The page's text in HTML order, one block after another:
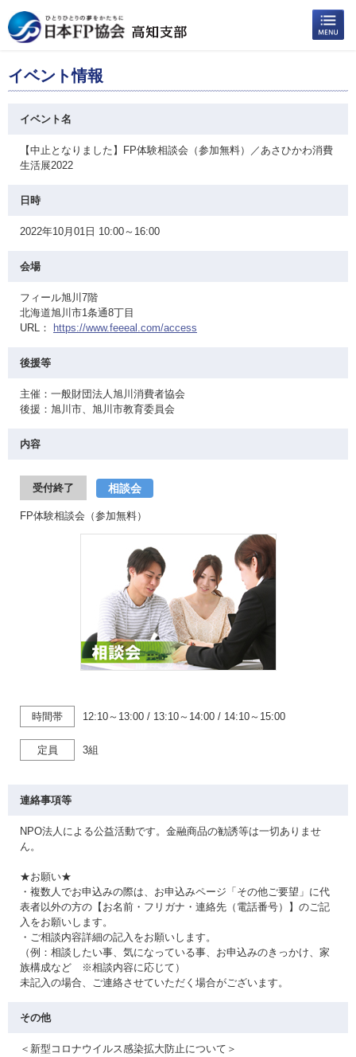
イベント情報
イベント名
【中止となりました】FP体験相談会（参加無料）／あさひかわ消費
生活展2022
日時
2022年10月01日 10:00～16:00
会場
フィール旭川7階
北海道旭川市1条通8丁目
URL：
https://www.feeeal.com/access
後援等
主催：一般財団法人旭川消費者協会
後援：旭川市、旭川市教育委員会
内容
受付終了 相談会
FP体験相談会（参加無料）
時間帯 12:10～13:00 / 13:10～14:00 / 14:10～15:00
定員 3組
連絡事項等
NPO法人による公益活動です。金融商品の勧誘等は一切ありませ
ん。
★お願い★
・複数人でお申込みの際は、お申込みページ「その他ご要望」に代
表者以外の方の【お名前・フリガナ・連絡先（電話番号）】のご記
入をお願いします。
・ご相談内容詳細の記入をお願いします。
（例：相談したい事、気になっている事、お申込みのきっかけ、家
族構成など ※相談内容に応じて）
未記入の場合、ご連絡させていただく場合がございます。
その他
＜新型コロナウイルス感染拡大防止について＞